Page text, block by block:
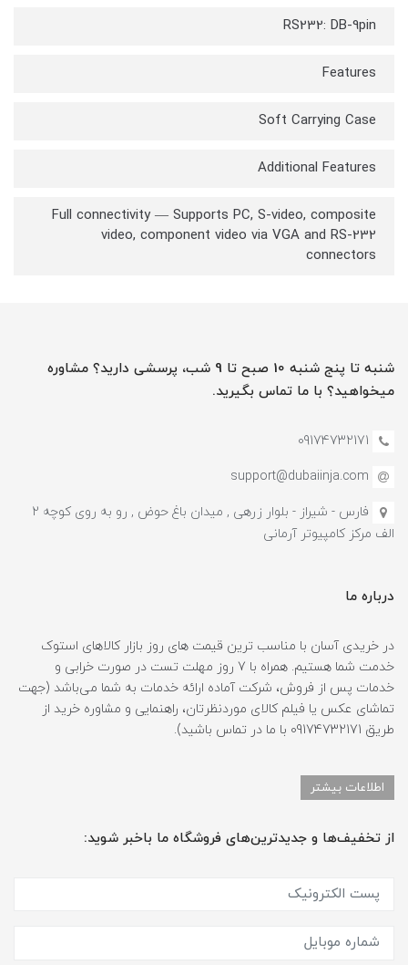
RS232: DB-9pin
Features
Soft Carrying Case
Additional Features
Full connectivity — Supports PC, S-video, composite
video, component video via VGA and RS-232
connectors
شنبه تا پنج شنبه 10 صبح تا 9 شب، پرسشی دارید؟ مشاوره
میخواهید؟ با ما تماس بگیرید.
09174732171
support@dubaiinja.com
فارس - شیراز - بلوار زرهی , میدان باغ حوض , رو به روی کوچه 2
الف مرکز کامپیوتر آرمانی
درباره ما
در خریدی آسان با مناسب ترین قیمت های روز بازار کالاهای استوک
خدمت شما هستیم. همراه با 7 روز مهلت تست در صورت خرابی و
خدمات پس از فروش، شرکت آماده ارائه خدمات به شما می‌باشد (جهت
تماشای عکس یا فیلم کالای موردنظرتان، راهنمایی و مشاوره خرید از
طریق 09174732171 با ما در تماس باشید).
اطلاعات بیشتر
از تخفیف‌ها و جدیدترین‌های فروشگاه ما باخبر شوید: